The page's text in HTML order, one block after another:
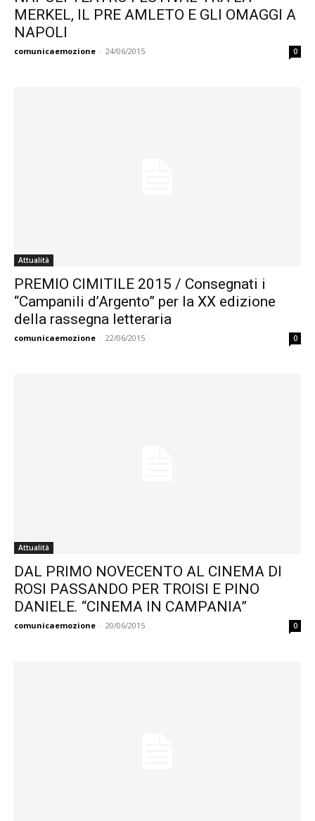
MERKEL, IL PRE AMLETO E GLI OMAGGI A
NAPOLI
comunicaemozione - 24/06/2015 0
Attualità
PREMIO CIMITILE 2015 / Consegnati i
“Campanili d’Argento” per la XX edizione
della rassegna letteraria
comunicaemozione - 22/06/2015 0
Attualità
DAL PRIMO NOVECENTO AL CINEMA DI
ROSI PASSANDO PER TROISI E PINO
DANIELE. “CINEMA IN CAMPANIA”
comunicaemozione - 20/06/2015 0